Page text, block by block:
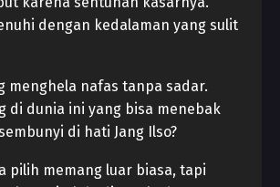
dengan kedalaman yang sulit
menghela nafas tanpa sadar.
di dunia ini yang bisa menebak
di hati Jang Ilso?
pilih memang luar biasa, tapi